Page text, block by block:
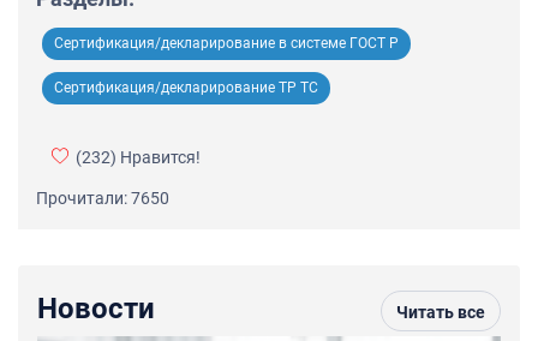
Сертификация/декларирование в системе ГОСТ Р
Сертификация/декларирование ТР ТС
(232) Нравится!
Прочитали: 7650
Новости Читать все